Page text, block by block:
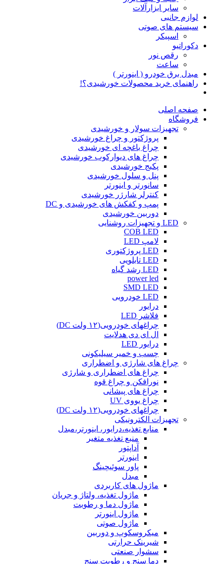
سایر ابزارآلات
لوازم جانبی
سیستم های صوتی
اسپیکر
دکوراتیو
رقص نور
ساعت
مبدل برق خودرو ( اینورتر )
راهنمای خرید محصولات خورشیدی؟!
صفحه اصلی
فروشگاه
تجهیزات سولار و خورشیدی
پروژکتور و چراغ خورشیدی
چراغ باغچه ای خورشیدی
چراغ های دیوارکوب خورشیدی
پکیج خورشیدی
پنل و سلول خورشیدی
سانورتر و اینورتر
کنترلر شارژر خورشیدی
پمپ و کفکش های خورشیدی و DC
دوربین خورشیدی
LED و تجهیزات روشنایی
COB LED
لامپ LED
LED پروژکتوری
LED تابلویی
LED رشد گیاه
power led
SMD LED
LED خودرویی
درایور
فلاشر LED
چراغهای خودرویی(۱۲ ولت DC)
ال ای دی هدلایت
درایور LED
چسب و خمیر سیلیکونی
چراغ های شارژی و اضطراری
چراغ های اضطراری و شارژی
نورافکن و چراغ قوه
چراغ های پیشانی
چراغ یووی UV
چراغهای خودرویی(۱۲ ولت DC)
تجهیزات الکترونیکی
منابع تغذیه،درایور، اینورتر،مبدل
منبع تغذیه متغیر
آداپتور
اینورتر
پاور سوئیچینگ
مبدل
ماژول های کاربردی
ماژول تغذیه، ولتاژ و جریان
ماژول دما و رطوبت
ماژول اینورتر
ماژول صوتی
میکروسکوپ و دوربین
شیرینک حرارتی
سشوار صنعتی
دما سنج و رطوبت سنج